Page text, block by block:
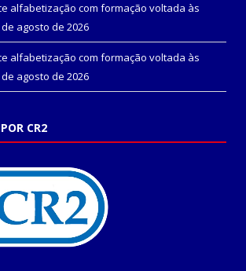
alfabetização com formação voltada às
de agosto de 2026
alfabetização com formação voltada às
de agosto de 2026
CR2